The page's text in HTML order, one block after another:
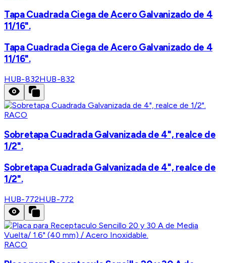
Tapa Cuadrada Ciega de Acero Galvanizado de 4
11/16".
Tapa Cuadrada Ciega de Acero Galvanizado de 4
11/16".
HUB-832HUB-832
RACO
Sobretapa Cuadrada Galvanizada de 4", realce de
1/2".
Sobretapa Cuadrada Galvanizada de 4", realce de
1/2".
HUB-772HUB-772
RACO